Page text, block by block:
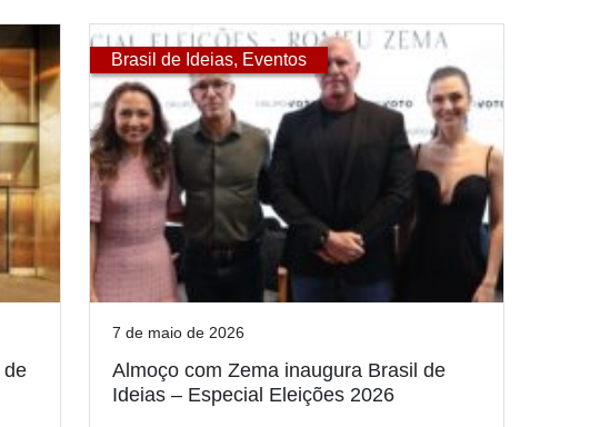
de
Brasil de Ideias, Eventos
7 de maio de 2026
Almoço com Zema inaugura Brasil de
Ideias – Especial Eleições 2026